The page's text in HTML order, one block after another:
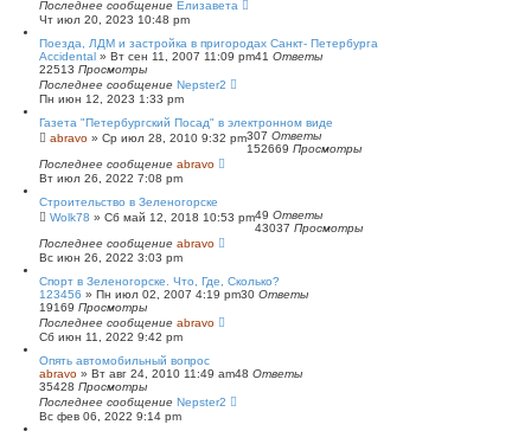
Последнее сообщение Елизавета
Чт июл 20, 2023 10:48 pm
Поезда, ЛДМ и застройка в пригородах Санкт- Петербурга
Accidental » Вт сен 11, 2007 11:09 pm41 Ответы
22513 Просмотры
Последнее сообщение Nepster2
Пн июн 12, 2023 1:33 pm
Газета "Петербургский Посад" в электронном виде
abravo » Ср июл 28, 2010 9:32 pm307 Ответы
152669 Просмотры
Последнее сообщение abravo
Вт июл 26, 2022 7:08 pm
Строительство в Зеленогорске
Wolk78 » Сб май 12, 2018 10:53 pm49 Ответы
43037 Просмотры
Последнее сообщение abravo
Вс июн 26, 2022 3:03 pm
Спорт в Зеленогорске. Что, Где, Сколько?
123456 » Пн июл 02, 2007 4:19 pm30 Ответы
19169 Просмотры
Последнее сообщение abravo
Сб июн 11, 2022 9:42 pm
Опять автомобильный вопрос
abravo » Вт авг 24, 2010 11:49 am48 Ответы
35428 Просмотры
Последнее сообщение Nepster2
Вс фев 06, 2022 9:14 pm